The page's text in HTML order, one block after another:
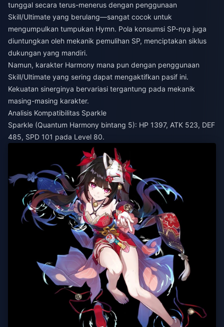
tunggal secara terus-menerus dengan penggunaan
Skill/Ultimate yang berulang—sangat cocok untuk
mengumpulkan tumpukan Hymn. Pola konsumsi SP-nya juga
diuntungkan oleh mekanik pemulihan SP, menciptakan siklus
dukungan yang mandiri.
Namun, karakter Harmony mana pun dengan penggunaan
Skill/Ultimate yang sering dapat mengaktifkan pasif ini.
Kekuatan sinerginya bervariasi tergantung pada mekanik
masing-masing karakter.
Analisis Kompatibilitas Sparkle
Sparkle (Quantum Harmony bintang 5): HP 1397, ATK 523, DEF
485, SPD 101 pada Level 80.